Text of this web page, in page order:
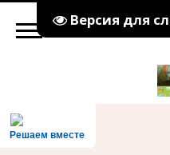
Версия для
Решаем вместе